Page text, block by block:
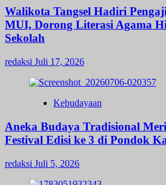
Walikota Tangsel Hadiri
MUI, Dorong Literasi Agama
Sekolah
redaksi Juli 17, 2026
Kebudayaan
Aneka Budaya Tradisional
Festival Edisi ke 3 di Pondok
redaksi Juli 5, 2026